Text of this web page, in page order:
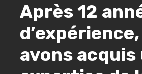
Après 12
avons acquis